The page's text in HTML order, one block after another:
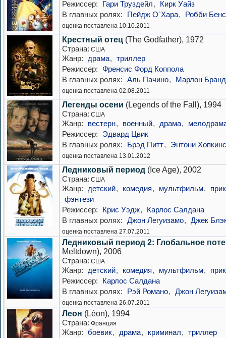
Режиссер:
Гари Труздейл,
Кирк Уайз
В главных ролях:
Пейдж О`Хара, Робби
оценка поставлена 10.10.2011
Крестный отец (The Godfather), 1972
Страна: США
Жанр: драма, триллер
Режиссер: Френсис Форд Коппола
В главных ролях: Аль Пачино, Марлон
оценка поставлена 02.08.2011
Легенды осени (Legends of the Fall), 1994
Страна: США
Жанр: вестерн, военный, драма,
Режиссер:
Эдвард Цвик
В главных ролях:
Брэд Питт, Энтони Хопкинс
оценка поставлена 13.01.2012
Ледниковый период (Ice Age), 2002
Страна: США
Жанр: детский, комедия, мультфильм,
фэнтези
Режиссер:
Крис Уэдж,
Карлос Салдана
В главных ролях: Джон Легуизамо, Джек
оценка поставлена 27.07.2011
Ледниковый период 2: Глобальное
Meltdown), 2006
Страна: США
Жанр: детский, комедия, мультфильм,
Режиссер:
Карлос Салдана
В главных ролях:
Рэй Романо, Джон
оценка поставлена 26.07.2011
Леон (Léon), 1994
Страна: Франция
Жанр: боевик, драма, криминал, триллер